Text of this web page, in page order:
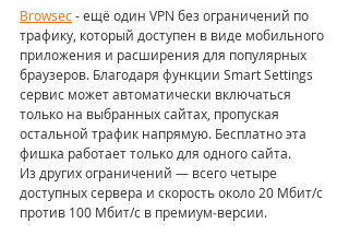
Browsec - ещё один VPN без ограничений по
трафику, который доступен в виде мобильного
приложения и расширения для популярных
браузеров. Благодаря функции Smart Settings
сервис может автоматически включаться
только на выбранных сайтах, пропуская
остальной трафик напрямую. Бесплатно эта
фишка работает только для одного сайта.
Из других ограничений — всего четыре
доступных сервера и скорость около 20 Мбит/с
против 100 Мбит/с в премиум‑версии.